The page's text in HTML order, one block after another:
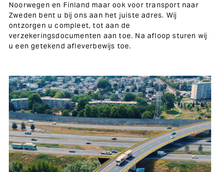
Noorwegen en Finland maar ook voor transport naar
Zweden bent u bij ons aan het juiste adres. Wij
ontzorgen u compleet, tot aan de
verzekeringsdocumenten aan toe. Na afloop sturen wij
u een getekend afleverbewijs toe.